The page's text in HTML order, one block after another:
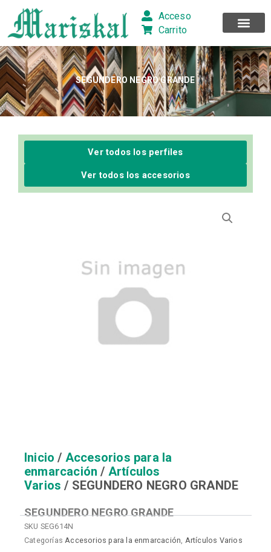
contenido
Acceso
Carrito
SEGUNDERO NEGRO GRANDE
Ver todos los perfiles
Ver todos los accesorios
Inicio / Accesorios para la
enmarcación / Artículos
Varios / SEGUNDERO NEGRO GRANDE
SEGUNDERO NEGRO GRANDE
SKU SEG614N
Categorías Accesorios para la enmarcación, Artículos Varios